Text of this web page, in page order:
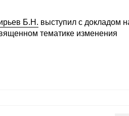
Б.Н. выступил с докладом
тематике изменения